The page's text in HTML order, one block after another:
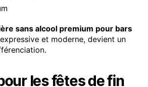
sans alcool premium pour bars
et moderne, devient un
les fêtes de fin